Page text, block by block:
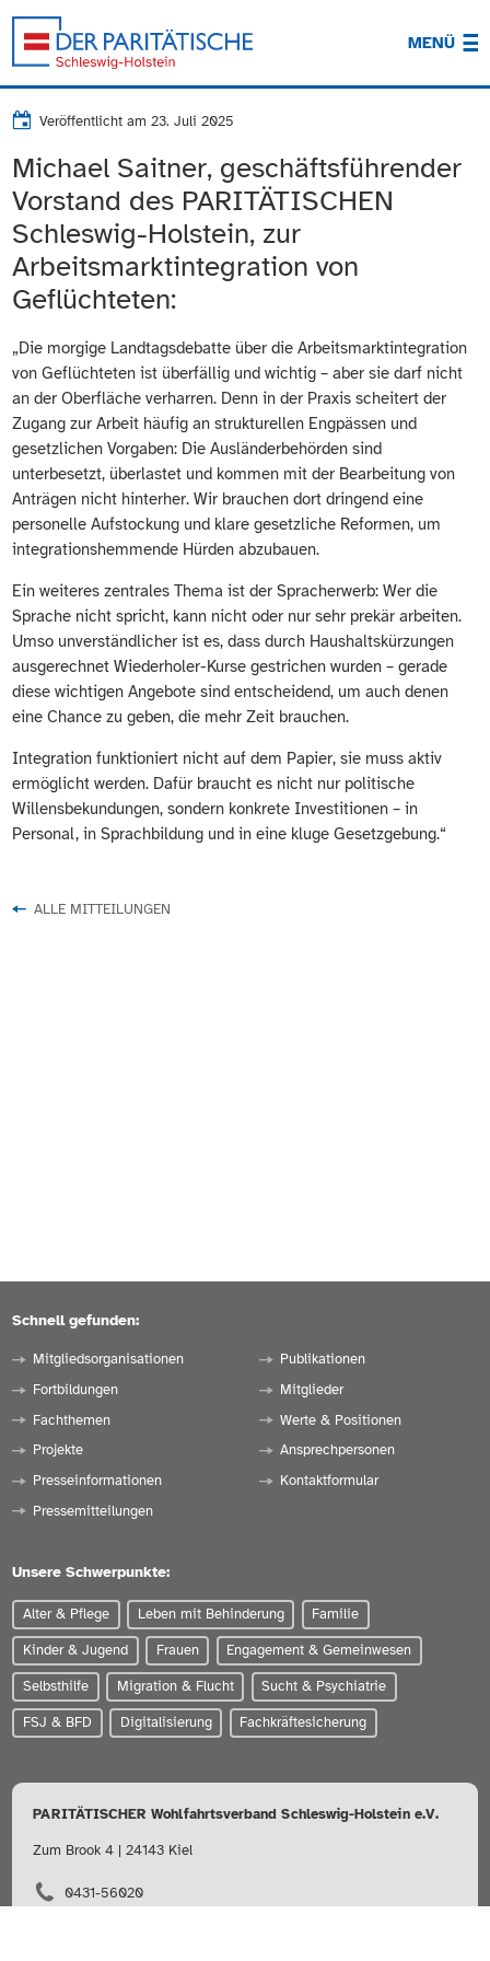
MENÜ
Veröffentlicht am23. Juli 2025
Michael Saitner, geschäftsführender
Vorstand des PARITÄTISCHEN
Schleswig-Holstein, zur
Arbeitsmarktintegration von
Geflüchteten:
„Die morgige Landtagsdebatte über die Arbeitsmarktintegration
von Geflüchteten ist überfällig und wichtig – aber sie darf nicht
an der Oberfläche verharren. Denn in der Praxis scheitert der
Zugang zur Arbeit häufig an strukturellen Engpässen und
gesetzlichen Vorgaben: Die Ausländerbehörden sind
unterbesetzt, überlastet und kommen mit der Bearbeitung von
Anträgen nicht hinterher. Wir brauchen dort dringend eine
personelle Aufstockung und klare gesetzliche Reformen, um
integrationshemmende Hürden abzubauen.
Ein weiteres zentrales Thema ist der Spracherwerb: Wer die
Sprache nicht spricht, kann nicht oder nur sehr prekär arbeiten.
Umso unverständlicher ist es, dass durch Haushaltskürzungen
ausgerechnet Wiederholer-Kurse gestrichen wurden – gerade
diese wichtigen Angebote sind entscheidend, um auch denen
eine Chance zu geben, die mehr Zeit brauchen.
Integration funktioniert nicht auf dem Papier, sie muss aktiv
ermöglicht werden. Dafür braucht es nicht nur politische
Willensbekundungen, sondern konkrete Investitionen – in
Personal, in Sprachbildung und in eine kluge Gesetzgebung.“
ALLE MITTEILUNGEN
Schnell gefunden:
Mitgliedsorganisationen
Fortbildungen
Fachthemen
Projekte
Presseinformationen
Pressemitteilungen
Publikationen
Mitglieder
Werte & Positionen
Ansprechpersonen
Kontaktformular
Unsere Schwerpunkte:
Alter & Pflege Leben mit Behinderung Familie
Kinder & Jugend Frauen Engagement & Gemeinwesen
Selbsthilfe Migration & Flucht Sucht & Psychiatrie
FSJ & BFD Digitalisierung Fachkräftesicherung
PARITÄTISCHER Wohlfahrtsverband Schleswig-Holstein e.V.
Zum Brook 4 | 24143 Kiel
0431-56020